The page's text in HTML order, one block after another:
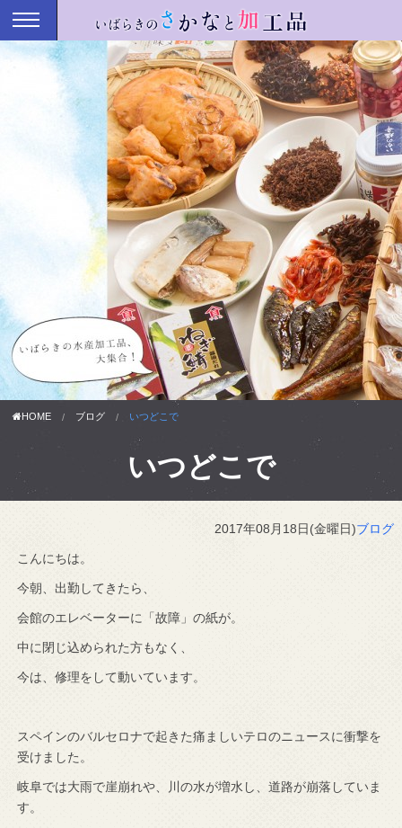
HOME ブログ いつどこで
いつどこで
2017年08月18日(金曜日)ブログ
こんにちは。
今朝、出勤してきたら、
会館のエレベーターに「故障」の紙が。
中に閉じ込められた方もなく、
今は、修理をして動いています。
スペインのバルセロナで起きた痛ましいテロのニュースに衝撃を
受けました。
岐阜では大雨で崖崩れや、川の水が増水し、道路が崩落していま
す。